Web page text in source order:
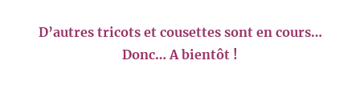
D’autres tricots et cousettes sont en cours…
Donc… A bientôt !